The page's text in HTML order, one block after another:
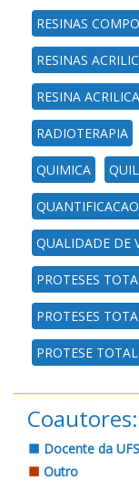
RESINAS
RESINAS
RESINA ACRILICA
RADIOTERAPIA
QUIMICA
QUALIDADE DE
PROTESES
PROTESES
PROTESE TOTAL
Coautores:
Docente da
Outro